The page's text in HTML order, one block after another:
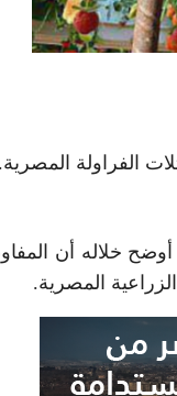
الفراولة المصرية.
أوضح خلاله أن
المصرية.